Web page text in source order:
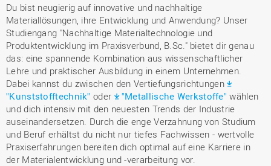
Du bist neugierig auf innovative und nachhaltige
Materiallösungen, ihre Entwicklung und Anwendung? Unser
Studiengang "Nachhaltige Materialtechnologie und
Produktentwicklung im Praxisverbund, B.Sc." bietet dir genau
das: eine spannende Kombination aus wissenschaftlicher
Lehre und praktischer Ausbildung in einem Unternehmen.
Dabei kannst du zwischen den Vertiefungsrichtungen
"Kunststofftechnik" oder "Metallische Werkstoffe" wählen
und dich intensiv mit den neuesten Trends der Industrie
auseinandersetzen. Durch die enge Verzahnung von Studium
und Beruf erhältst du nicht nur tiefes Fachwissen - wertvolle
Praxiserfahrungen bereiten dich optimal auf eine Karriere in
der Materialentwicklung und -verarbeitung vor.